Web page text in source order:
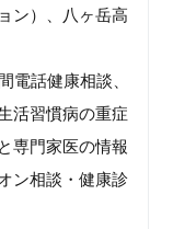
ン）、八ヶ岳高
電話健康相談、
活習慣病の重症
専門家医の情報
ン相談・健康診